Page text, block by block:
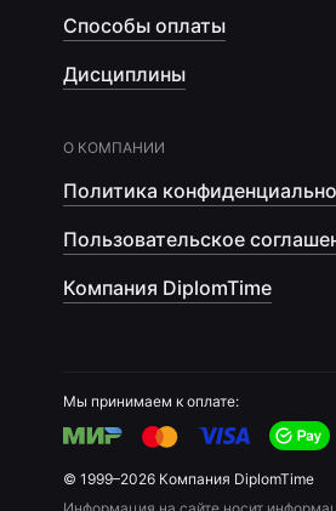
Способы оплаты
Дисциплины
О КОМПАНИИ
Политика
Пользовательское
Компания DiplomTime
Мы принимаем к оплате:
© 1999–2026 Компания DiplomTime